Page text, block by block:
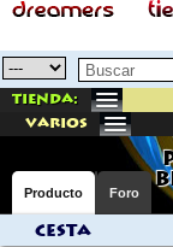
Tienda:
varios
Producto Foro
Cesta